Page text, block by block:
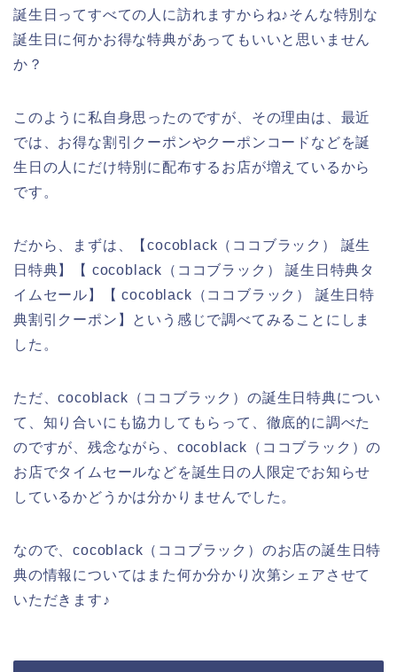
誕生日ってすべての人に訪れますからね♪そんな特別な
誕生日に何かお得な特典があってもいいと思いません
か？
このように私自身思ったのですが、その理由は、最近
では、お得な割引クーポンやクーポンコードなどを誕
生日の人にだけ特別に配布するお店が増えているから
です。
だから、まずは、【cocoblack（ココブラック） 誕生
日特典】【 cocoblack（ココブラック） 誕生日特典タ
イムセール】【 cocoblack（ココブラック） 誕生日特
典割引クーポン】という感じで調べてみることにしま
した。
ただ、cocoblack（ココブラック）の誕生日特典につい
て、知り合いにも協力してもらって、徹底的に調べた
のですが、残念ながら、cocoblack（ココブラック）の
お店でタイムセールなどを誕生日の人限定でお知らせ
しているかどうかは分かりませんでした。
なので、cocoblack（ココブラック）のお店の誕生日特
典の情報についてはまた何か分かり次第シェアさせて
いただきます♪